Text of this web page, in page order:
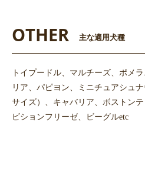
OTHER 主な適用犬種
トイプードル、マルチーズ、ポメ
リア、パピヨン、ミニチュアシュ
サイズ）、キャバリア、ボストン
ビションフリーゼ、ビーグルetc